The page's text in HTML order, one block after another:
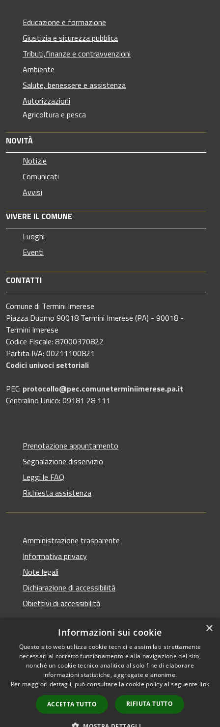
Educazione e formazione
Giustizia e sicurezza pubblica
Tributi,finanze e contravvenzioni
Ambiente
Salute, benessere e assistenza
Autorizzazioni
Agricoltura e pesca
NOVITÀ
Notizie
Comunicati
Avvisi
VIVERE IL COMUNE
Luoghi
Eventi
CONTATTI
Comune di Termini Imerese
Piazza Duomo 90018 Termini Imerese (PA) - 90018 -
Termini Imerese
Codice Fiscale: 87000370822
Partita IVA: 00211100821
Codici univoci settoriali
PEC: protocollo@pec.comuneterminiimerese.pa.it
Centralino Unico: 09181 28 111
Prenotazione appuntamento
Segnalazione disservizio
Leggi le FAQ
Richiesta assistenza
Amministrazione trasparente
Informativa privacy
Note legali
Dichiarazione di accessibilità
Obiettivi di accessibilità
RSS
Accessibilità
Cookie
Mappa del sito
Webmail - Posta
elettronica comunale
Copyright © 2026 • Comune di
Termini Imerese • Powered
byMunicipium•
redazione
×
Informazioni sui cookie
Questo sito web utilizza cookie tecnici e assimilati strettamente
necessari al corretto funzionamento e alla navigazione del sito,
nonché un cookie tecnico analitico al solo fine di elaborare
informazioni statistiche, aggregate e anonime.
Per maggiori dettagli, può consultare la cookie policy al seguente link
ACCETTA TUTTO RIFIUTA TUTTO